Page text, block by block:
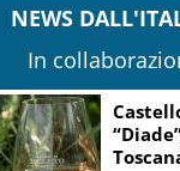
NEWS
In